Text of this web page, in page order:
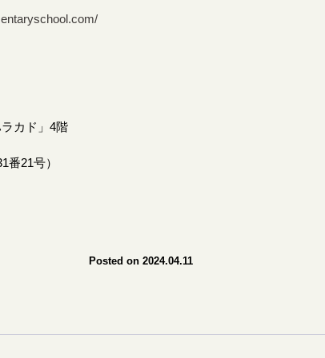
カド」4階
番21号）
Posted on 2024.04.11